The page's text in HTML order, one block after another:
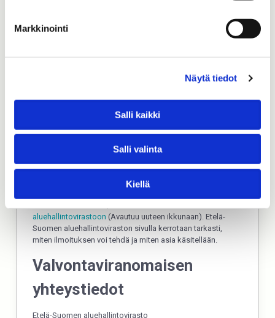
Markkinointi
Näytä tiedot
Salli kaikki
Salli valinta
Kiellä
digipalvelussamme? Kerro
se meille sähköpostilla
Valvontaviranomainen
ensin palautetta meille eli sivuston ylläpitäjälle.
Vastauksessa voi mennä 14 päivää. Jos et ole tyytyväinen
aluehallintovirastoon (Avautuu uuteen ikkunaan). Etelä-
Suomen aluehallintoviraston sivulla kerrotaan tarkasti,
miten ilmoituksen voi tehdä ja miten asia käsitellään.
Valvontaviranomaisen
yhteystiedot
Etelä-Suomen aluehallintovirasto